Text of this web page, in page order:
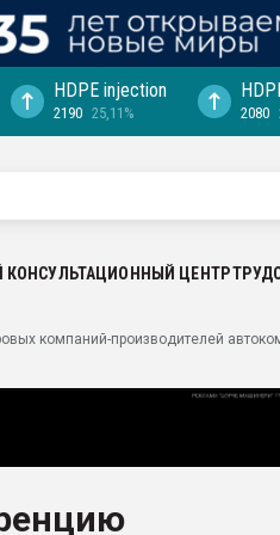
HDPE injection
2190 25,11% 2080
КОНСУЛЬТАЦИОННЫЙ ЦЕНТР
компаний-производителей